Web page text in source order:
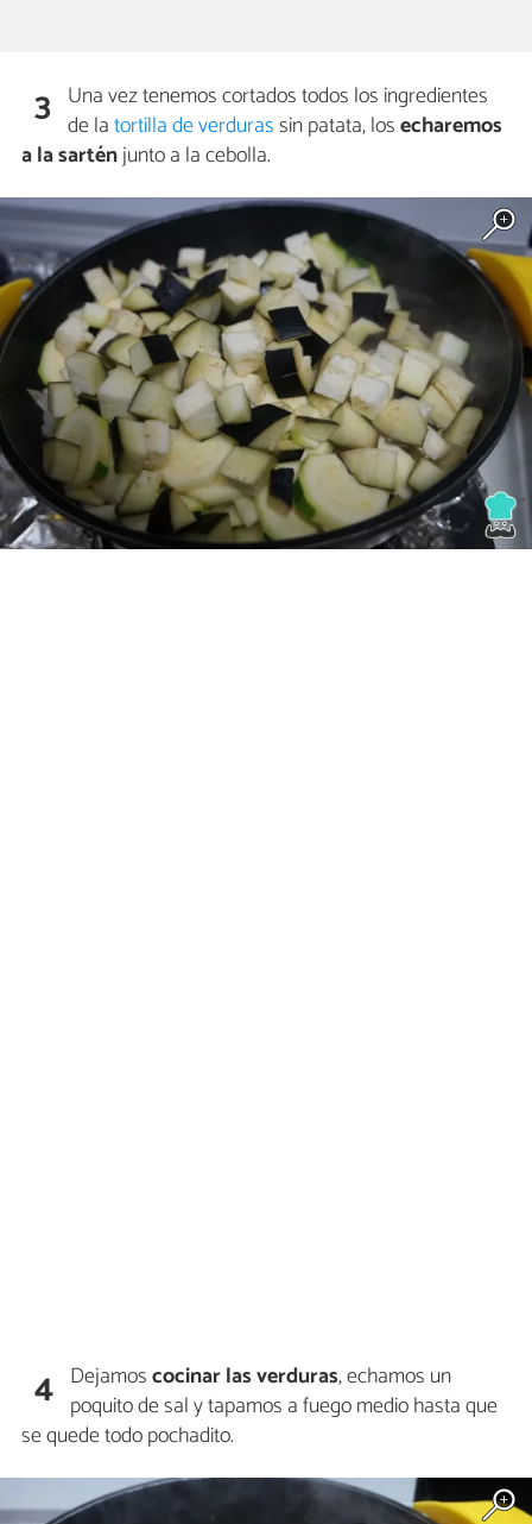
3 Una vez tenemos cortados todos los ingredientes
de latortilla de verdurassin patata, losecharemos
a la sarténjunto a la cebolla.
4 Dejamoscocinar las verduras, echamos un
poquito de sal y tapamos a fuego medio hasta que
se quede todo pochadito.